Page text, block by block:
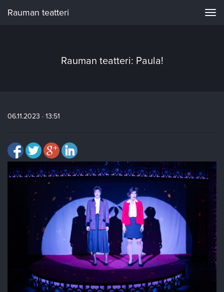
Rauman teatteri
Rauman teatteri: Paula!
06.11.2023 · 13:51